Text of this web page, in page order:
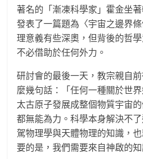
著名的「漸凍科學家」霍金坐
發表了一篇題為〈宇宙之邊界
理意義有些深奧，但背後的哲
不必借助於任何外力。
研討會的最後一天，教宗親自
麼幾句話：「任何一種關於世
太古原子發展成整個物質宇宙
都無能為力。科學本身解決不
駕物理學與天體物理的知識，
要的是，我們需要來自神啟的